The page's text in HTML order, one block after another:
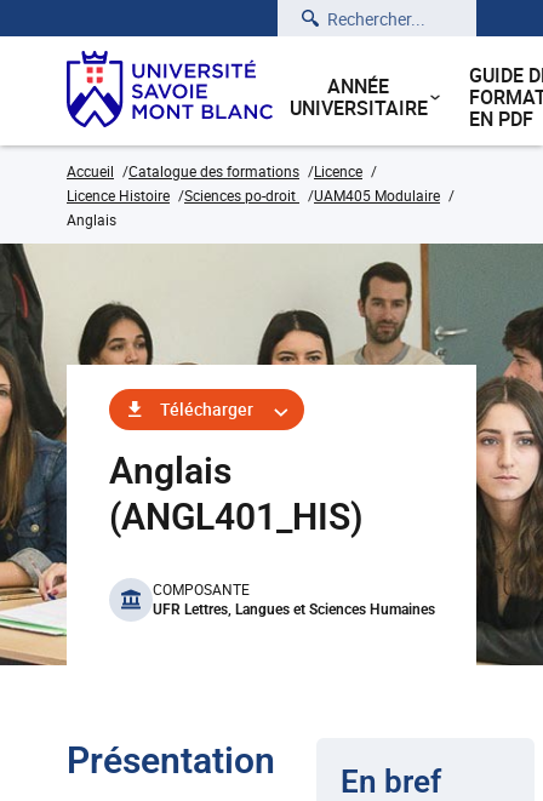
Rechercher
ANNÉE
UNIVERSITAIRE
GUIDE
EN PDF
Accueil Catalogue des formations
Licence
Licence Histoire
Sciences po-droit
UAM405 Modulaire
Anglais
Télécharger
Anglais
(ANGL401_HIS)
benefits
COMPOSANTE
UFR Lettres, Langues et Sciences Humaines
Présentation En bref